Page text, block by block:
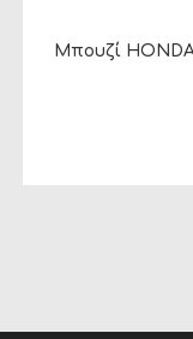
Μπουζί HONDA